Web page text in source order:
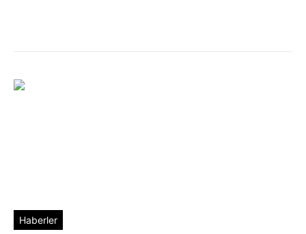
Haberler